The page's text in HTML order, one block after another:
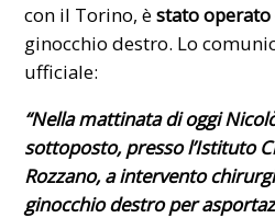
con il Torino, èstato
ginocchio destro. Lo
ufficiale:
“Nella mattinata di oggi
sottoposto, presso l’Istituto
Rozzano, a intervento
ginocchio destro per